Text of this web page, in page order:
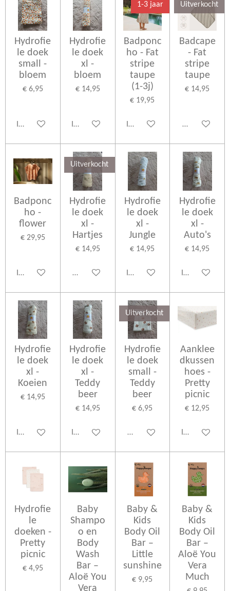
Hydrofie
le doek
small -
bloem
€ 6,95
In winkelwagen
Hydrofie
le doek
xl -
bloem
€ 14,95
In winkelwagen
1-3 jaar
Badponc
ho - Fat
stripe
taupe
(1-3j)
€ 19,95
In winkelwagen
Uitverkocht
Badcape
- Fat
stripe
taupe
€ 14,95
Houd mij op
Badponc
ho -
flower
€ 29,95
In winkelwagen
Uitverkocht
Hydrofie
le doek
xl -
Hartjes
€ 14,95
Houd mij op de hoogte
Hydrofie
le doek
xl -
Jungle
€ 14,95
In winkelwagen
Hydrofie
le doek
xl -
Auto's
€ 14,95
In
Hydrofie
le doek
xl -
Koeien
€ 14,95
In winkelwagen
Hydrofie
le doek
xl -
Teddy
beer
€ 14,95
In winkelwagen
Uitverkocht
Hydrofie
le doek
small -
Teddy
beer
€ 6,95
Houd mij op de hoogte
Aanklee
dkussen
hoes -
Pretty
picnic
€ 12,95
In
Hydrofie
le
doeken -
Pretty
picnic
€ 4,95
Baby
Shampo
o en
Body
Wash
Bar –
Aloë You
Vera
Baby &
Kids
Body Oil
Bar –
Little
sunshine
€ 9,95
Baby &
Kids
Body Oil
Bar –
Aloë You
Vera
Much